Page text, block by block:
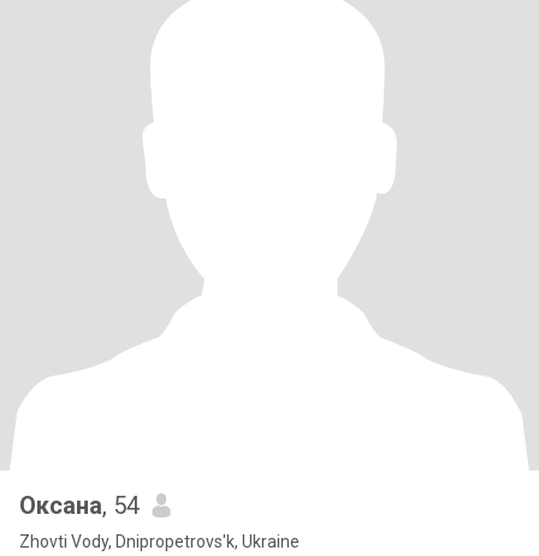
Оксана, 54
Zhovti Vody, Dnipropetrovs'k, Ukraine